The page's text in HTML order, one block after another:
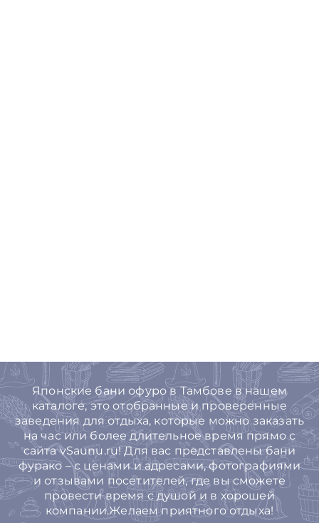
Японские бани офуро в Тамбове в нашем
каталоге, это отобранные и проверенные
заведения для отдыха, которые можно заказать
на час или более длительное время прямо с
сайта vSaunu.ru! Для вас представлены бани
фурако – с ценами и адресами, фотографиями
и отзывами посетителей, где вы сможете
провести время с душой и в хорошей
компании.Желаем приятного отдыха!